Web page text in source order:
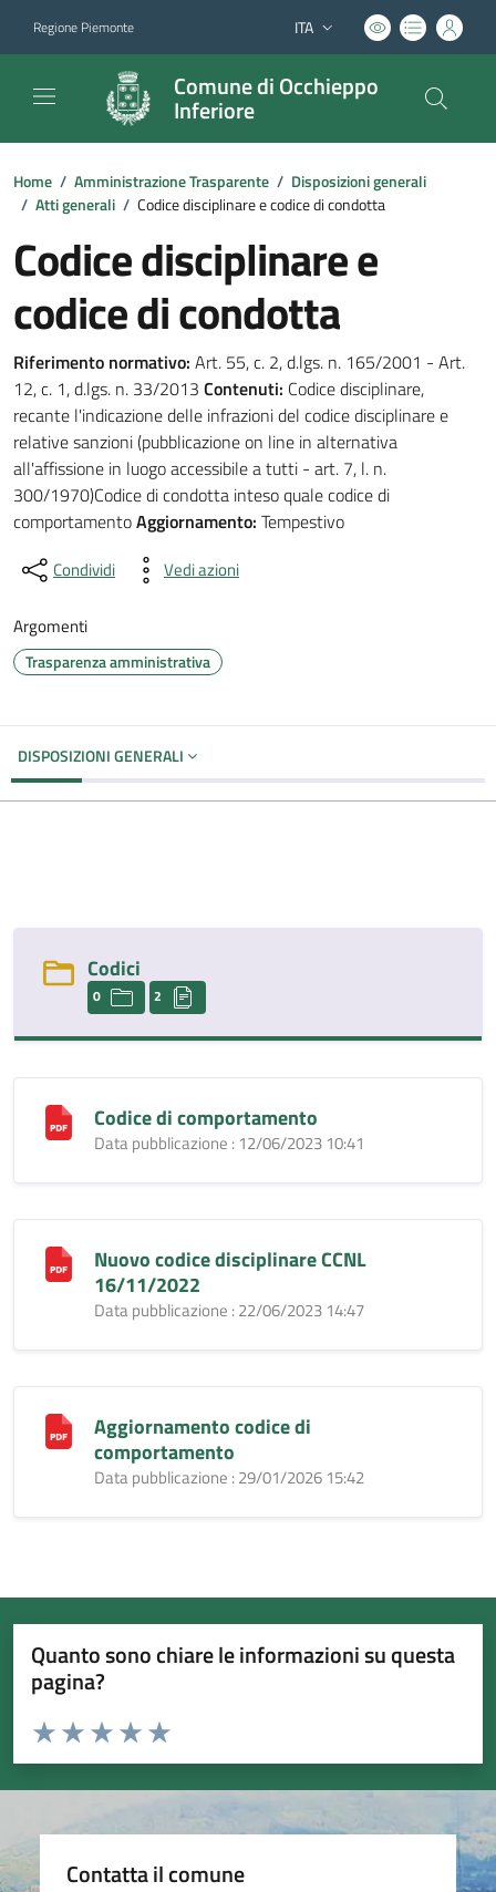
Regione Piemonte Lingua attiva:
ITA
Comune di Occhieppo
Inferiore
Home / Amministrazione Trasparente / Disposizioni generali
/ Atti generali / Codice disciplinare e codice di condotta
Codice disciplinare e
codice di condotta
Riferimento normativo: Art. 55, c. 2, d.lgs. n. 165/2001 - Art.
12, c. 1, d.lgs. n. 33/2013 Contenuti: Codice disciplinare,
recante l'indicazione delle infrazioni del codice disciplinare e
relative sanzioni (pubblicazione on line in alternativa
all'affissione in luogo accessibile a tutti - art. 7, l. n.
300/1970)Codice di condotta inteso quale codice di
comportamentoAggiornamento: Tempestivo
Condividi Vedi azioni
Argomenti
Trasparenza amministrativa
DISPOSIZIONI GENERALI
Codici
0 2
Codice di comportamento
Data pubblicazione : 12/06/2023 10:41
Nuovo codice disciplinare CCNL
16/11/2022
Data pubblicazione : 22/06/2023 14:47
Aggiornamento codice di
comportamento
Data pubblicazione : 29/01/2026 15:42
Quanto sono chiare le informazioni su questa
pagina?
Valuta da 1 a 5 stelle la pagina
Valuta 5 stelle su 5
Valuta 4 stelle su 5
Valuta 3 stelle su 5
Valuta 2 stelle su 5
Valuta 1 stelle su 5
Contatta il comune